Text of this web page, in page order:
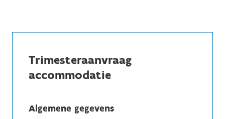
Trimesteraanvraag
accommodatie
Algemene gegevens